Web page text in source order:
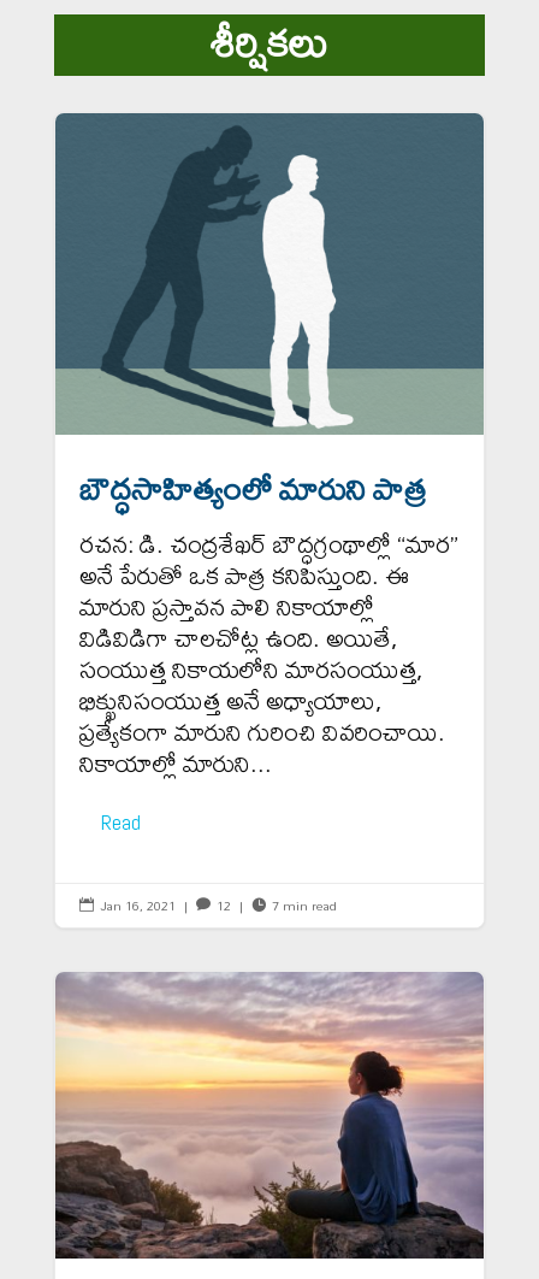
శీర్షికలు
బౌద్ధసాహిత్యంలో మారుని పాత్ర
రచన: డి. చంద్రశేఖర్ బౌద్ధగ్రంథాల్లో “మార”
అనే పేరుతో ఒక పాత్ర కనిపిస్తుంది. ఈ
మారుని ప్రస్తావన పాలి నికాయాల్లో
విడివిడిగా చాలచోట్ల ఉంది. అయితే,
సంయుత్త నికాయలోని మారసంయుత్త,
భిక్ఖునిసంయుత్త అనే అధ్యాయాలు,
ప్రత్యేకంగా మారుని గురించి వివరించాయి.
నికాయాల్లో మారుని...
Read
 Jan 16, 2021 |  12 |  7 min read